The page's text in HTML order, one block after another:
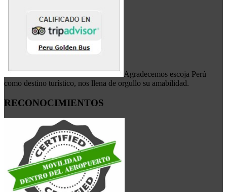
Agradecemos escoja Perú
como destino turístico, nos llena de orgullo su amabilidad.
RECONOCIMIENTOS